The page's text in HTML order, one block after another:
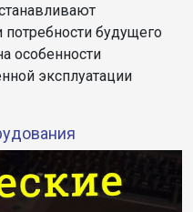
потребности будущего
особенности
эксплуатации